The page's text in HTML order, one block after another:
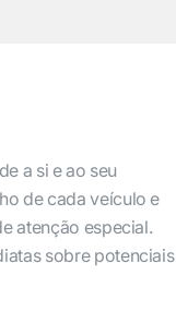
a si e ao seu
de cada veículo e
atenção especial.
sobre potenciais